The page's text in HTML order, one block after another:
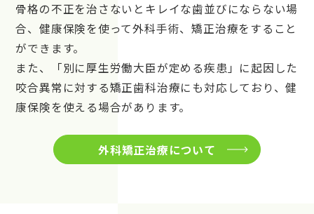
骨格の不正を治さないとキレイな歯並びにならない場
合、健康保険を使って外科手術、矯正治療をすること
ができます。
また、「別に厚生労働大臣が定める疾患」に起因した
咬合異常に対する矯正歯科治療にも対応しており、健
康保険を使える場合があります。
外科矯正治療について